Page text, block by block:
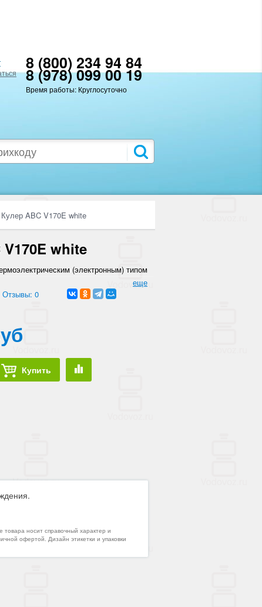
8 (800) 234 94 84
8 (978) 099 00 19
Время работы: Круглосуточно
Кулер ABC V170E white
white
(электронным) типом
еще
Отзывы: 0
Купить
товара носит справочный характер и
офертой. Дизайн этикетки и упаковки